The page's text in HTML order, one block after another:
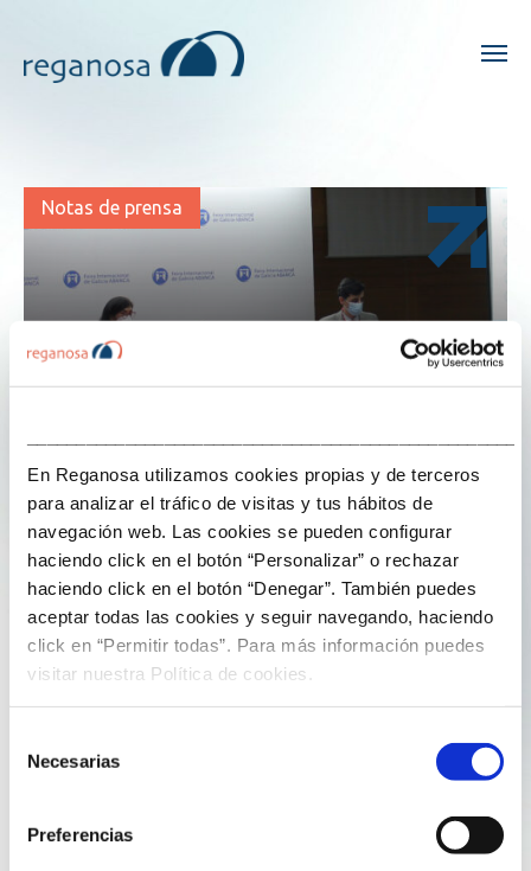
En Reganosa utilizamos cookies propias y de terceros
para analizar el tráfico de visitas y tus hábitos de
navegación web. Las cookies se pueden configurar
haciendo click en el botón “Personalizar” o rechazar
haciendo click en el botón “Denegar”. También puedes
aceptar todas las cookies y seguir navegando, haciendo
click en “Permitir todas”. Para más información puedes
visitar nuestra Política de cookies.
Necesarias
Preferencias
Notas de prensa
4 de Febreiro de 2022 jorgeperezreganosa
REGANOSA TESTARÁ NOVAS
TECNOLOXÍAS DE PRODUCIÓN E
ALMACENAMENTO DE HIDRÓXENO
VERDE EN ESPAÑA
Dentro dun consorcio de grandes empresas dos
sectores da enerxía e do medio ambiente, a compañía
fabricación de H2 mediante a valorización de residuos